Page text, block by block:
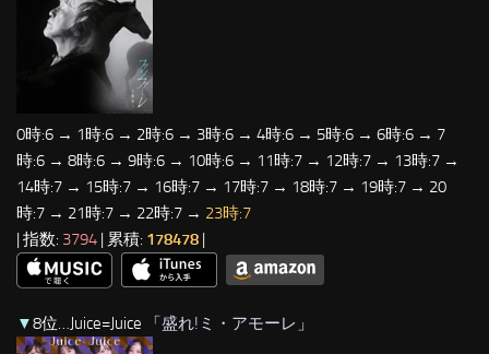
0時:6 → 1時:6 → 2時:6 → 3時:6 → 4時:6 → 5時:6 → 6時:6 → 7
時:6 → 8時:6 → 9時:6 → 10時:6 → 11時:7 → 12時:7 → 13時:7 →
14時:7 → 15時:7 → 16時:7 → 17時:7 → 18時:7 → 19時:7 → 20
時:7 → 21時:7 → 22時:7 → 23時:7
| 指数: 3794 | 累積: 178478
▼8位…Juice=Juice 「盛れ!ミ・アモーレ 」